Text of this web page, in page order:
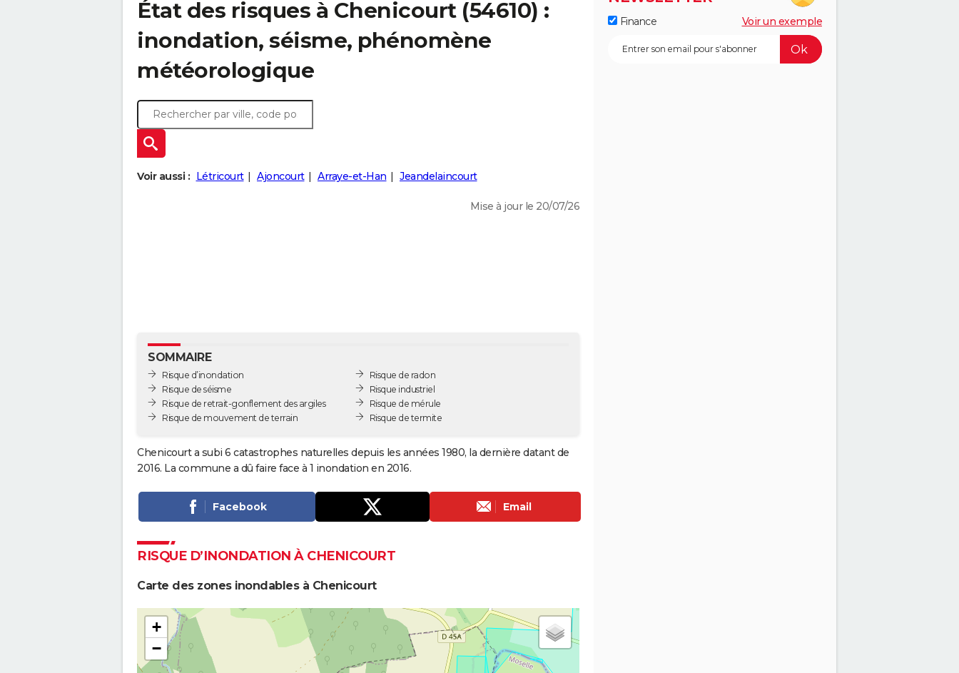
État des risques à Chenicourt (54610) :
inondation, séisme, phénomène
météorologique
Voir aussi : Létricourt Ajoncourt Arraye-et-Han Jeandelaincourt
Mise à jour le 20/07/26
SOMMAIRE
Risque d’inondation
Risque de séisme
Risque de retrait-gonflement des argiles
Risque de mouvement de terrain
Risque de radon
Risque industriel
Risque de mérule
Risque de termite
Chenicourt a subi 6 catastrophes naturelles depuis les années 1980, la dernière datant de
2016. La commune a dû faire face à 1 inondation en 2016.
Facebook Email
RISQUE D’INONDATION À CHENICOURT
Carte des zones inondables à Chenicourt
+
−
Finance Voir un exemple